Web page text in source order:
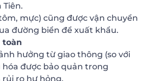
Tiên.
mực) cũng được vận chuyển
đường biển để xuất khẩu.
toàn
hưởng từ giao thông (so với
hóa được bảo quản trong
ro hư hỏng.